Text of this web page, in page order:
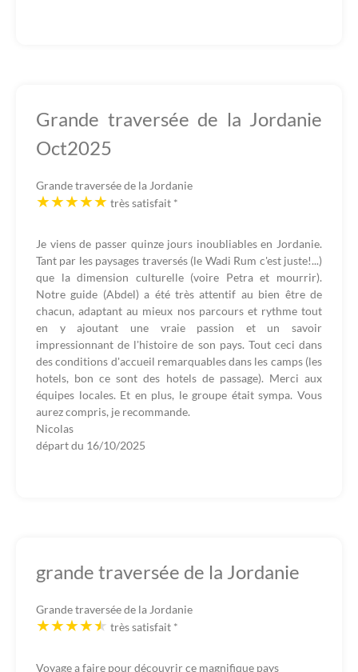
Grande traversée de la Jordanie
Oct2025
Grande traversée de la Jordanie
très satisfait *
Je viens de passer quinze jours inoubliables en Jordanie.
Tant par les paysages traversés (le Wadi Rum c'est juste!...)
que la dimension culturelle (voire Petra et mourrir).
Notre guide (Abdel) a été très attentif au bien être de
chacun, adaptant au mieux nos parcours et rythme tout
en y ajoutant une vraie passion et un savoir
impressionnant de l'histoire de son pays. Tout ceci dans
des conditions d'accueil remarquables dans les camps (les
hotels, bon ce sont des hotels de passage). Merci aux
équipes locales. Et en plus, le groupe était sympa. Vous
aurez compris, je recommande.
Nicolas
départ du 16/10/2025
grande traversée de la Jordanie
Grande traversée de la Jordanie
très satisfait *
Voyage a faire pour découvrir ce magnifique pays